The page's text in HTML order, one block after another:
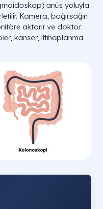
anüs yoluyla
Kamera, bağırsağın
aktarır ve doktor
kanser, iltihaplanma